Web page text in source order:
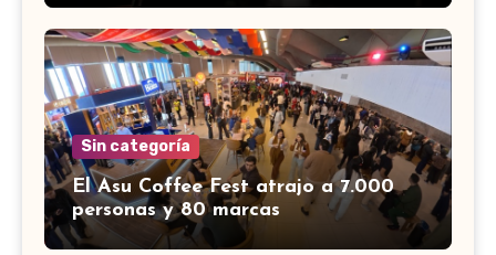
Sin categoría
El Asu Coffee Fest atrajo a 7.000
personas y 80 marcas